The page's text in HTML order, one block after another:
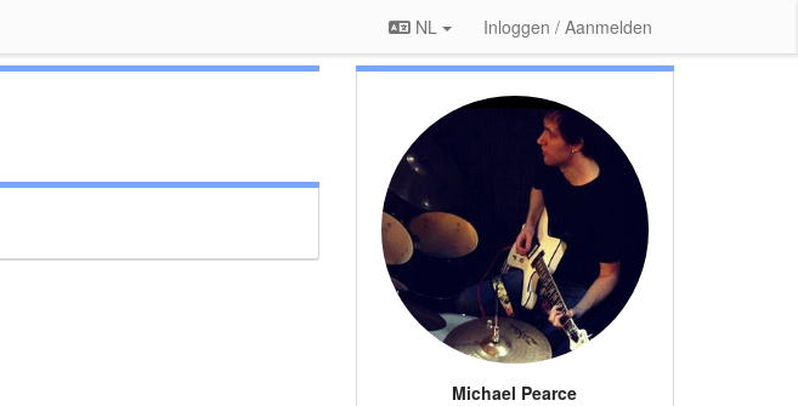
NL Inloggen / Aanmelden
Michael Pearce